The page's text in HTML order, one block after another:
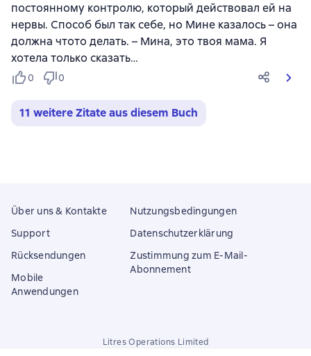
постоянному контролю, который действовал ей на
нервы. Способ был так себе, но Мине казалось – она
должна чтото делать. – Мина, это твоя мама. Я
хотела только сказать…
0 0
11 weitere Zitate aus diesem Buch
Über uns & Kontakte
Support
Rücksendungen
Mobile
Anwendungen
Nutzungsbedingungen
Datenschutzerklärung
Zustimmung zum E-Mail-
Abonnement
Litres Operations Limited